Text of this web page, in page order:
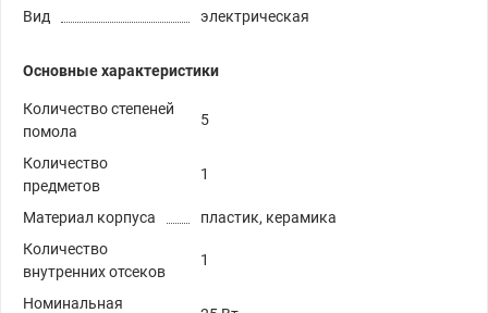
Вид
электрическая
Основные характеристики
Количество степеней
помола
5
Количество
предметов
1
Материал корпуса
пластик, керамика
Количество
внутренних отсеков
1
Номинальная